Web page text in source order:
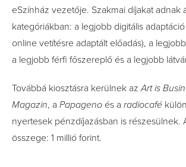
eSzínház vezetője. Szakmai díjakat adnak
kategóriákban: a legjobb digitális
online vetítésre adaptált előadás), a
a legjobb férfi főszereplő és a legjobb
Továbbá kiosztásra kerülnek azArt is
Magazin, a Papageno és a radiocafé
nyertesek pénzdíjazásban is részesülnek.
összege: 1 millió forint.